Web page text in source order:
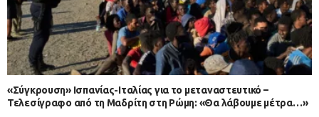
«Σύγκρουση» Ισπανίας-Ιταλίας για το μεταναστευτικό –
Τελεσίγραφο από τη Μαδρίτη στη Ρώμη: «Θα λάβουμε μέτρα…»